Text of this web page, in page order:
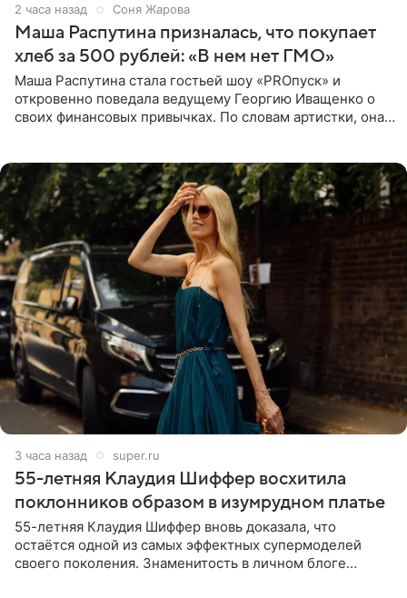
2 часа назад Соня Жарова
Маша Распутина призналась, что покупает
хлеб за 500 рублей: «В нем нет ГМО»
Маша Распутина стала гостьей шоу «PROпуск» и
откровенно поведала ведущему Георгию Иващенко о
своих финансовых привычках. По словам артистки, она
3 часа назад super.ru
55-летняя Клаудия Шиффер восхитила
поклонников образом в изумрудном платье
55-летняя Клаудия Шиффер вновь доказала, что
остаётся одной из самых эффектных супермоделей
своего поколения. Знаменитость в личном блоге